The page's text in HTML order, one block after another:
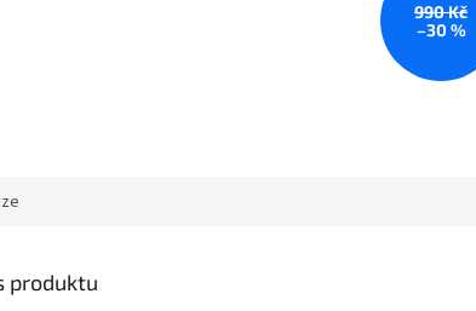
990 Kč
–30 %
produktu